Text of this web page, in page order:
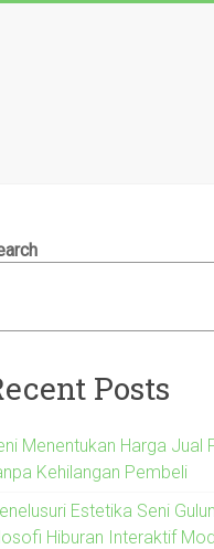
Posts
Menentukan Harga Jual
Kehilangan Pembeli
Estetika Seni
Hiburan Interaktif